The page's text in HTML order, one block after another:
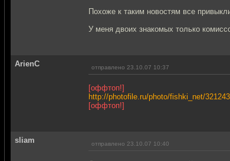
Похоже к таким новостям все
У меня двоих знакомых только
ArienC отправлено 23.10.07 10:37
[оффтоп!]
http://photofile.ru/photo/fishki_net/
[оффтоп!]
sliam отправлено 23.10.07 10:40